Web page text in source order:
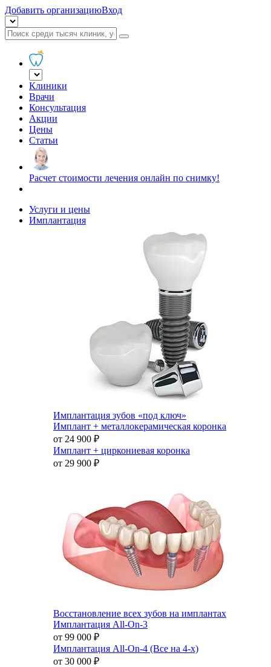
Добавить организациюВход
Клиники
Врачи
Консультация
Акции
Цены
Статьи
Расчет стоимости лечения онлайн по снимку!
Услуги и цены
Имплантация
Имплантация зубов «под ключ»
Имплант + металлокерамическая коронка
от 24 900 ₽
Имплант + циркониевая коронка
от 29 900 ₽
Восстановление всех зубов на имплантах
Имплантация All-On-3
от 99 000 ₽
Имплантация All-On-4 (Все на 4-х)
от 30 000 ₽